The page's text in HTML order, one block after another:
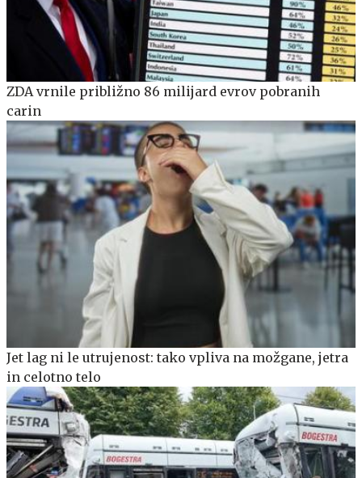
ZDA vrnile približno 86 milijard evrov pobranih
carin
Jet lag ni le utrujenost: tako vpliva na možgane, jetra
in celotno telo